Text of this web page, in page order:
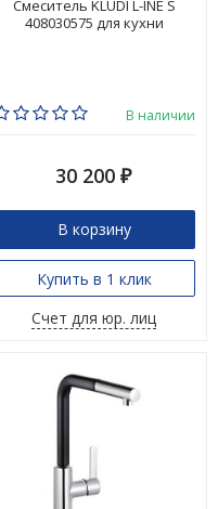
Смеситель KLUDI L-INE S
408030575 для кухни
В наличии
30 200 ₽
В корзину
Купить в 1 клик
Счет для юр. лиц